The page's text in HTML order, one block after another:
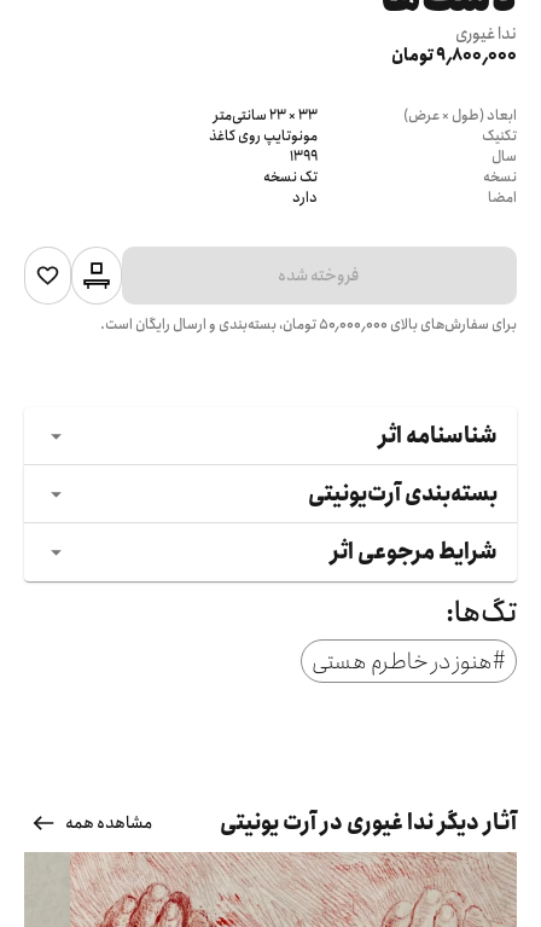
ندا غیوری
9٬800٬000 تومان
ابعاد (طول × عرض)
33 × 23 سانتی‌متر
تکنیک
مونوتایپ روی کاغذ
سال
1399
نسخه
تک نسخه
امضا
دارد
فروخته شده
برای سفارش‌های بالای ۵۰٬۰۰۰٬۰۰۰تومان، بسته‌بندی و ارسال رایگان است.
شناسنامه اثر
بسته‌بندی آرت‌یونیتی
شرایط مرجوعی اثر
تگ‌ها:
#هنوز در خاطرم هستی
آثار دیگر ندا غیوری در آرت یونیتی مشاهده همه